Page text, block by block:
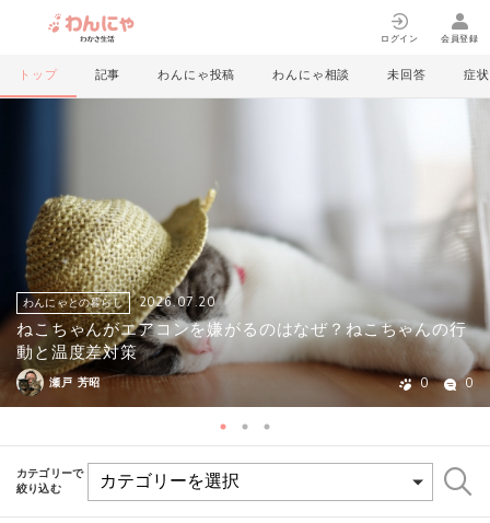
ログイン 会員登録
トップ 記事 わんにゃ投稿 わんにゃ相談 未回答 症状
わんにゃとの暮らし 2026.07.20
ねこちゃんがエアコンを嫌がるのはなぜ？ねこちゃんの行
動と温度差対策
瀬戸 芳昭 0 0
カテゴリーで
絞り込む